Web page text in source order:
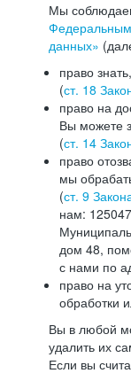
Мы
данных»
право
(ст. 18
право на
Вы можете
(ст. 14
право
мы
(ст. 9
нам:
дом 48,
с нами по
право на
обработки
Вы в любой
удалить их
Если вы